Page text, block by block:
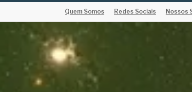
Quem Somos Redes Sociais Nossos